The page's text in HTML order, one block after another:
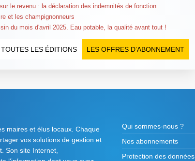
sur le revenu : la déclaration des indemnités de fonction
et les champignonneurs
du mois d'avril 2025. Eau potable, la qualité avant tout !
LES OFFRES D’ABONNEMENT
TOUTES LES ÉDITIONS
maires et élus locaux. Chaque
vos solutions de gestion et
Son site Internet,
Qui sommes-nous ?
Nos abonnements
Protection des données